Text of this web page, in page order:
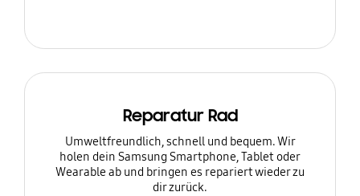
Reparatur Rad
Umweltfreundlich, schnell und bequem. Wir
holen dein Samsung Smartphone, Tablet oder
Wearable ab und bringen es repariert wieder zu
dir zurück.